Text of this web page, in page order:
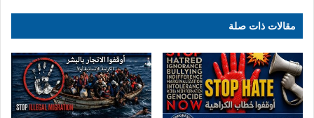
مقالات ذات صلة